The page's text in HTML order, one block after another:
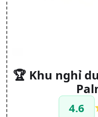
🏆 Khu nghỉ
4.6